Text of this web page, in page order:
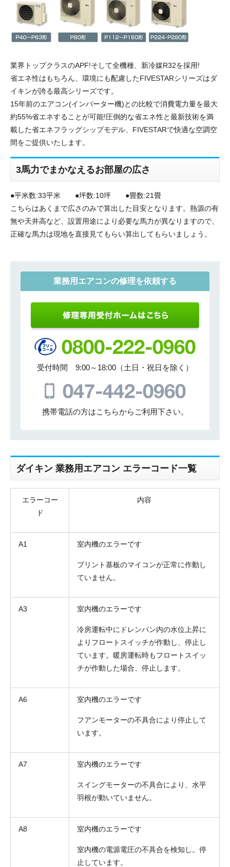
業界トップクラスのAPF!そして全機種、新冷媒R32を採用!
省エネ性はもちろん、環境にも配慮したFIVESTARシリーズはダ
イキンが誇る最高シリーズです。
15年前のエアコン(インバーター機)との比較で消費電力量を最大
約55%省エネすることが可能!圧倒的な省エネ性と最新技術を満
載した省エネフラッグシップモデル、FIVESTARで快適な空調空
間をご提供いたします。
3馬力でまかなえるお部屋の広さ
●平米数:33平米 ●坪数:10坪 ●畳数:21畳
こちらはあくまで広さのみで算出した目安となります。熱源の有
無や天井高など、設置用途により必要な馬力が異なりますので、
正確な馬力は現地を直接見てもらい算出してもらいましょう。
業務用エアコンの修理を依頼する
受付時間 9:00～18:00（土日・祝日を除く）
携帯電話の方はこちらからご利用下さい。
ダイキン 業務用エアコン エラーコード一覧
エラーコー
ド
内容
A1 室内機のエラーです
プリント基板のマイコンが正常に作動し
ていません。
A3 室内機のエラーです
冷房運転中にドレンパン内の水位上昇に
よりフロートスイッチが作動し、停止し
ています。暖房運転時もフロートスイッ
チが作動した場合、停止します。
A6 室内機のエラーです
フアンモーターの不具合により停止して
います。
A7 室内機のエラーです
スイングモーターの不具合により、水平
羽根が動いていません。
A8 室内機のエラーです
室内機の電源電圧の不具合を検知し。停
止しています。